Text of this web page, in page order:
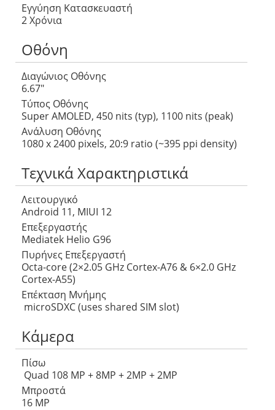
Εγγύηση Κατασκευαστή
2 Χρόνια
Οθόνη
Διαγώνιος Οθόνης
6.67″
Τύπος Οθόνης
Super AMOLED, 450 nits (typ), 1100 nits (peak)
Ανάλυση Οθόνης
1080 x 2400 pixels, 20:9 ratio (~395 ppi density)
Τεχνικά Χαρακτηριστικά
Λειτουργικό
Android 11, MIUI 12
Επεξεργαστής
Mediatek Helio G96
Πυρήνες Επεξεργαστή
Octa-core (2×2.05 GHz Cortex-A76 & 6×2.0 GHz
Cortex-A55)
Επέκταση Μνήμης
microSDXC (uses shared SIM slot)
Κάμερα
Πίσω
Quad 108 MP + 8MP + 2MP + 2MP
Μπροστά
16 MP